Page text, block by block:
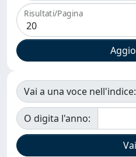
Risultati/Pagina
Vai a una voce nell'indice:
O digita l'anno: